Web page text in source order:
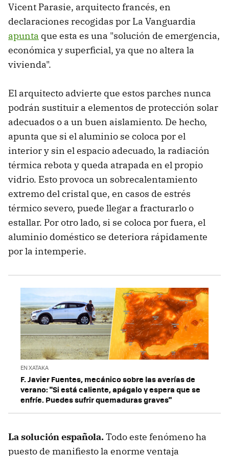
Vicent Parasie, arquitecto francés, en
declaraciones recogidas por La Vanguardia
apunta que esta es una "solución de emergencia,
económica y superficial, ya que no altera la
vivienda".
El arquitecto advierte que estos parches nunca
podrán sustituir a elementos de protección solar
adecuados o a un buen aislamiento. De hecho,
apunta que si el aluminio se coloca por el
interior y sin el espacio adecuado, la radiación
térmica rebota y queda atrapada en el propio
vidrio. Esto provoca un sobrecalentamiento
extremo del cristal que, en casos de estrés
térmico severo, puede llegar a fracturarlo o
estallar. Por otro lado, si se coloca por fuera, el
aluminio doméstico se deteriora rápidamente
por la intemperie.
EN XATAKA
F. Javier Fuentes, mecánico sobre las averías de
verano: "Si está caliente, apágalo y espera que se
enfríe. Puedes sufrir quemaduras graves"
La solución española.Todo este fenómeno ha
puesto de manifiesto la enorme ventaja